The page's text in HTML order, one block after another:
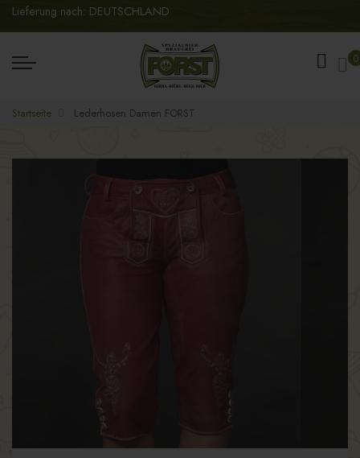
Lieferung nach: DEUTSCHLAND
0
Startseite Lederhosen Damen FORST